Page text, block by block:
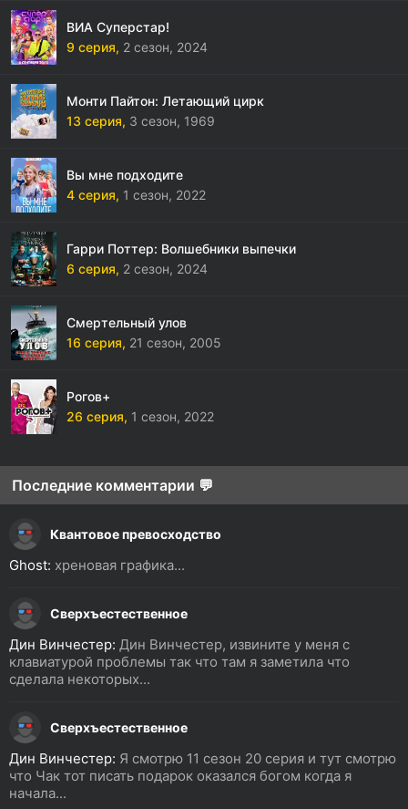
ВИА Суперстар!
9 серия, 2 сезон, 2024
Монти Пайтон: Летающий цирк
13 серия, 3 сезон, 1969
Вы мне подходите
4 серия, 1 сезон, 2022
Гарри Поттер: Волшебники выпечки
6 серия, 2 сезон, 2024
Смертельный улов
16 серия, 21 сезон, 2005
Рогов+
26 серия, 1 сезон, 2022
Последние комментарии 💬
Квантовое превосходство
Ghost: хреновая графика...
Сверхъестественное
Дин Винчестер: Дин Винчестер, извините у меня с
клавиатурой проблемы так что там я заметила что
сделала некоторых...
Сверхъестественное
Дин Винчестер: Я смотрю 11 сезон 20 серия и тут смотрю
что Чак тот писать подарок оказался богом когда я
начала...